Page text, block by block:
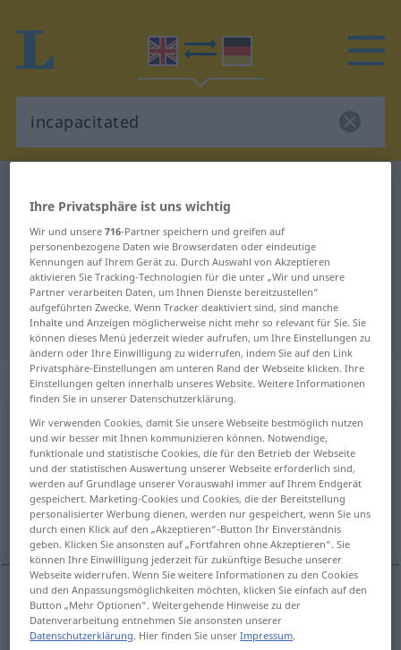
Englisch-Deutsch Übersetzung für
"incapacitated"
"incapacitated" Deutsch
Übersetzung
„incapacitated“: adjective
incapacitatedadj
Übersicht aller Übersetzungen
(Für mehr Details die Übersetzung anklicken/antippen)
behindert
behindert incapacitated
Ihre Privatsphäre ist uns wichtig
Wir und unsere716-Partner speichern und greifen auf
personenbezogene Daten wie Browserdaten oder eindeutige
Kennungen auf Ihrem Gerät zu. Durch Auswahl von Akzeptieren
aktivieren Sie Tracking-Technologien für die unter „Wir und unsere
Partner verarbeiten Daten, um Ihnen Dienste bereitzustellen“
aufgeführten Zwecke. Wenn Tracker deaktiviert sind, sind manche
Inhalte und Anzeigen möglicherweise nicht mehr so relevant für Sie. Sie
können dieses Menü jederzeit wieder aufrufen, um Ihre Einstellungen zu
ändern oder Ihre Einwilligung zu widerrufen, indem Sie auf den Link
Privatsphäre-Einstellungen am unteren Rand der Webseite klicken. Ihre
Einstellungen gelten innerhalb unseres Website. Weitere Informationen
finden Sie in unserer Datenschutzerklärung.
Wir verwenden Cookies, damit Sie unsere Webseite bestmöglich nutzen
und wir besser mit Ihnen kommunizieren können. Notwendige,
funktionale und statistische Cookies, die für den Betrieb der Webseite
und der statistischen Auswertung unserer Webseite erforderlich sind,
werden auf Grundlage unserer Vorauswahl immer auf Ihrem Endgerät
gespeichert. Marketing-Cookies und Cookies, die der Bereitstellung
personalisierter Werbung dienen, werden nur gespeichert, wenn Sie uns
durch einen Klick auf den „Akzeptieren“-Button Ihr Einverständnis
geben. Klicken Sie ansonsten auf „Fortfahren ohne Akzeptieren“. Sie
können Ihre Einwilligung jederzeit für zukünftige Besuche unserer
Webseite widerrufen. Wenn Sie weitere Informationen zu den Cookies
und den Anpassungsmöglichkeiten möchten, klicken Sie einfach auf den
Button „Mehr Optionen“. Weitergehende Hinweise zu der
Datenverarbeitung entnehmen Sie ansonsten unserer
Datenschutzerklärung. Hier finden Sie unserImpressum.